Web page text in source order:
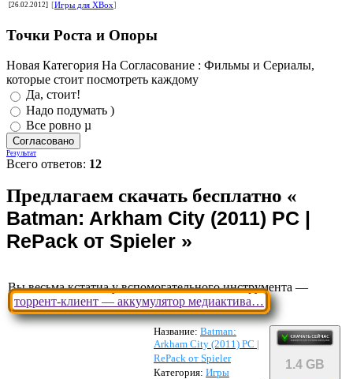
[26.02.2012] [Игры для XBox]
Точки Роста и Опоры
Новая Категория На Согласование : Фильмы и Сериалы,
которые стоит посмотреть каждому
Да, стоит!
Надо подумать )
Все ровно µ
Результат
Всего ответов: 12
Вы весьма кстатиа у вспомогательного инструмента —
торрент-клиент — аккумулятор медиактива…
Название: Batman:
Arkham City (2011) PC |
RePack от Spieler
1.4 GB
Категория: Игры